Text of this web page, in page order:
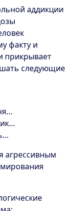
аддикции
факту и
прикрывает
следующие
агрессивным